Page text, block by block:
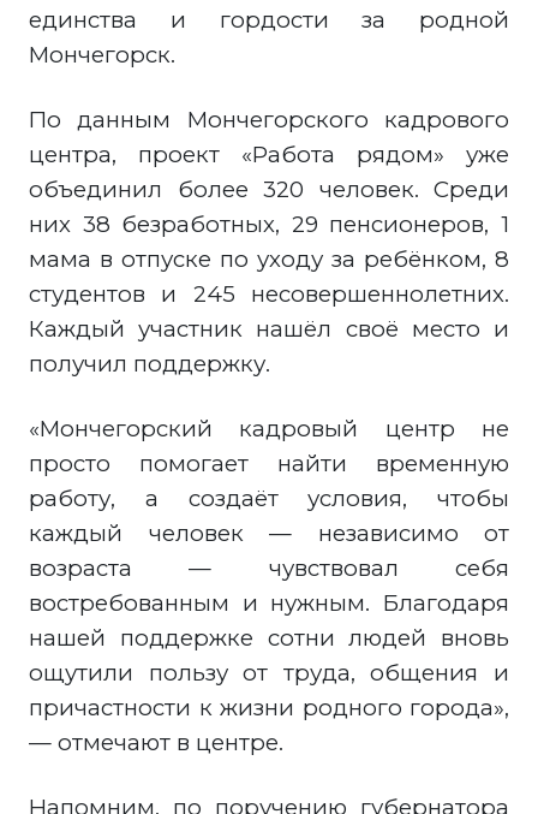
единства и гордости за родной
Мончегорск.
По данным Мончегорского кадрового
центра, проект «Работа рядом» уже
объединил более 320 человек. Среди
них 38 безработных, 29 пенсионеров, 1
мама в отпуске по уходу за ребёнком, 8
студентов и 245 несовершеннолетних.
Каждый участник нашёл своё место и
получил поддержку.
«Мончегорский кадровый центр не
просто помогает найти временную
работу, а создаёт условия, чтобы
каждый человек — независимо от
возраста — чувствовал себя
востребованным и нужным. Благодаря
нашей поддержке сотни людей вновь
ощутили пользу от труда, общения и
причастности к жизни родного города»,
— отмечают в центре.
Напомним, по поручению губернатора